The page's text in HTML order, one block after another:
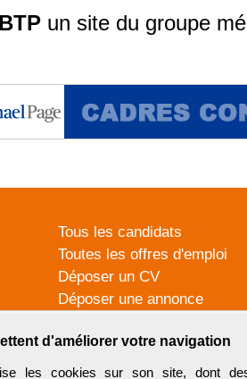
d'améliorer votre navigation
les cookies sur son site, dont
un site du groupe
Tous les candidats
Toutes les offres d'emploi
Déposer un CV
Déposer une annonce